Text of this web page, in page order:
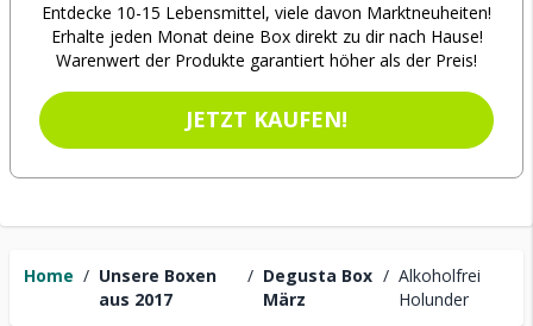
Home / Unsere Boxen
aus 2017
/ Degusta Box
März
/ Alkoholfrei
Holunder
Entdecke 10-15 Lebensmittel, viele davon Marktneuheiten!
Erhalte jeden Monat deine Box direkt zu dir nach Hause!
Warenwert der Produkte garantiert höher als der Preis!
JETZT KAUFEN!